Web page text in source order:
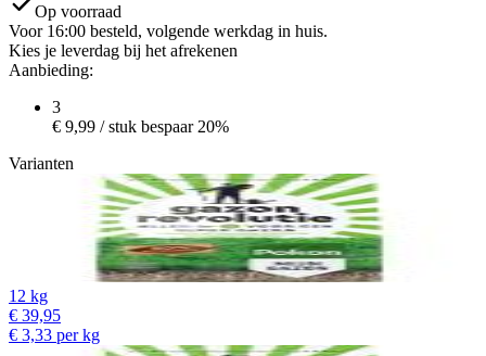
Op voorraad
Voor 16:00 besteld, volgende werkdag in huis.
Kies je leverdag bij het afrekenen
Aanbieding:
3
€ 9,99 / stuk bespaar 20%
Varianten
12 kg
€ 39,95
€ 3,33 per kg